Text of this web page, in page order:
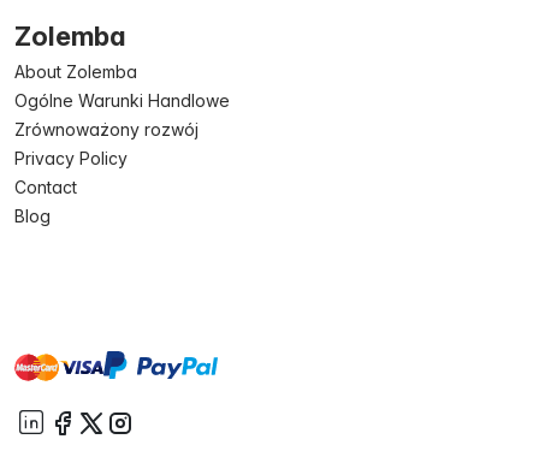
Zolemba
About Zolemba
Ogólne Warunki Handlowe
Zrównoważony rozwój
Privacy Policy
Contact
Blog
mastervisa paypal